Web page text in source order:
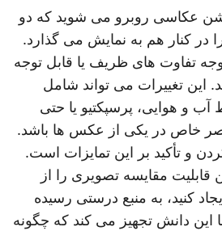
عکاسی روبرو می شوید که دو
کنار هم به نمایش می گذارد.
تفاوت های ظریف یا قابل توجه
این تغییرات می تواند شامل
آب و هوایی، پرسپکتیو یا حتی
خاص در یکی از عکس ها باشد.
و تأکید بر این تمایزات است.
مقایسه تصویری را از
کنید، به منبع درستی رسیده
این دانش تجهیز می کند که چگونه